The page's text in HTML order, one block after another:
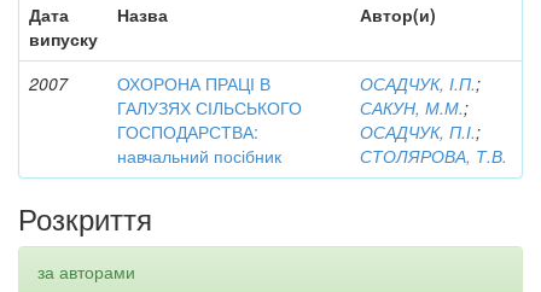
Дата
випуску
Назва Автор(и)
2007
ОХОРОНА ПРАЦІ В
ГАЛУЗЯХ СІЛЬСЬКОГО
ГОСПОДАРСТВА:
навчальний посібник
ОСАДЧУК, І.П.;
САКУН, М.М.;
ОСАДЧУК, П.І.;
СТОЛЯРОВА, Т.В.
Розкриття
за авторами